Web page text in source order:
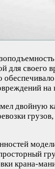
для своего
на
двойную
крана-